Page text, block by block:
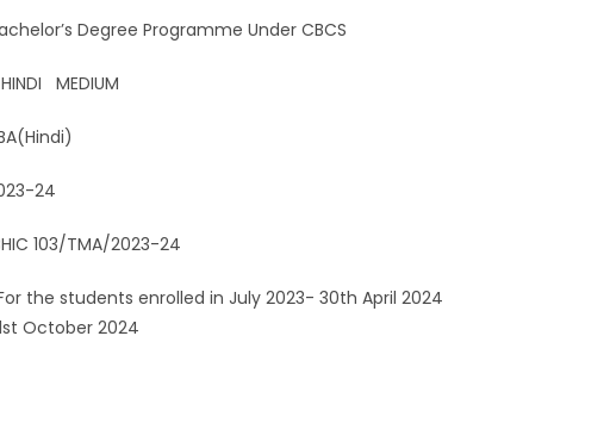
Under CBCS
2023-24
enrolled in July 2023- 30th April 2024
October 2024